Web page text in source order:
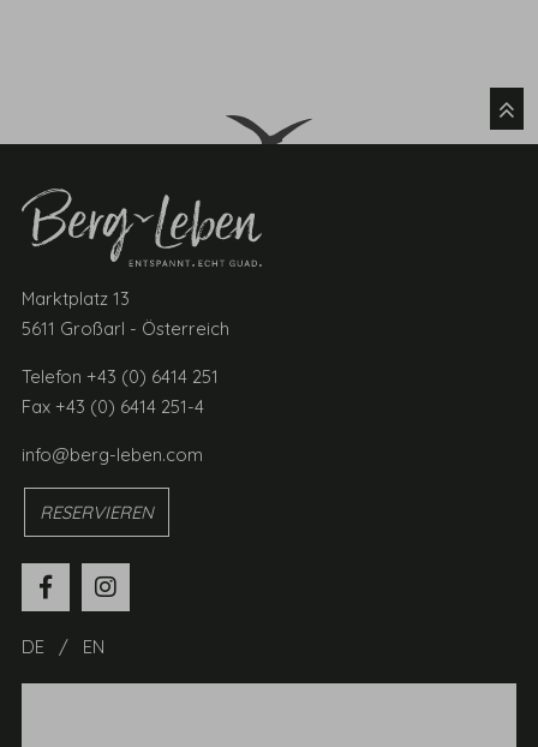
Marktplatz 13
5611 Großarl - Österreich
Telefon +43 (0) 6414 251
Fax +43 (0) 6414 251-4
info@berg-leben.com
RESERVIEREN
DE EN